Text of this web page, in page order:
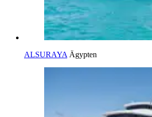
ALSURAYA Ägypten